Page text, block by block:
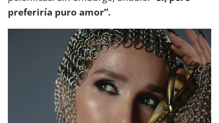
preferiría puro amor”.